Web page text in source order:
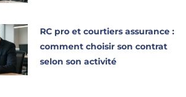
RC pro et courtiers assurance :
comment choisir son contrat
selon son activité